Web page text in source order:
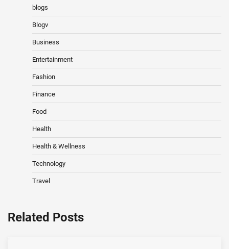
blogs
Blogv
Business
Entertainment
Fashion
Finance
Food
Health
Health & Wellness
Technology
Travel
Related Posts